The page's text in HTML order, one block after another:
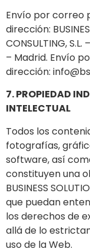
Envío por correo
dirección:
CONSULTING,
– Madrid. Envío
dirección:
7. PROPIEDAD
INTELECTUAL
Todos los
fotografías,
software, así
constituyen una
BUSINESS
que puedan
los derechos de
allá de lo
uso de la Web.